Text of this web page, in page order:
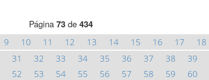
Página 73 de 434
9 10 11 12 13 14 15 16 17 18
31 32 33 34 35 36 37 38 39
52 53 54 55 56 57 58 59 60